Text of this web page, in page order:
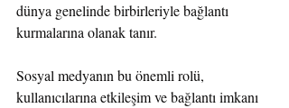
dünya genelinde birbirleriyle bağlantı
kurmalarına olanak tanır.
Sosyal medyanın bu önemli rolü,
kullanıcılarına etkileşim ve bağlantı imkanı